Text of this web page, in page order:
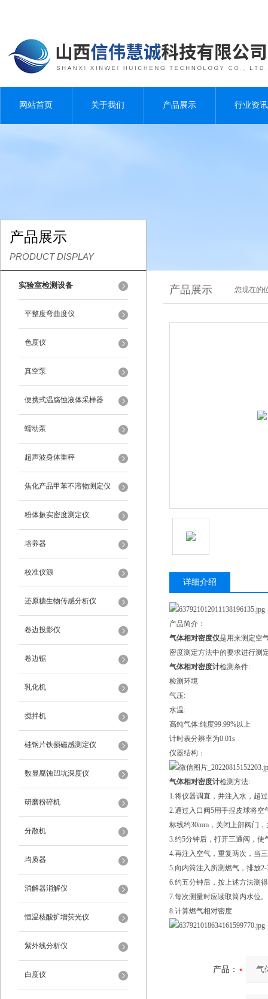
网站首页 关于我们 产品展示 行业资讯
产品展示
PRODUCT DISPLAY
实验室检测设备
平整度弯曲度仪
色度仪
真空泵
便携式温腐蚀液体采样器
蠕动泵
超声波身体重秤
焦化产品甲苯不溶物测定仪
粉体振实密度测定仪
培养器
校准仪源
还原糖生物传感分析仪
卷边投影仪
卷边锯
乳化机
搅拌机
硅钢片铁损磁感测定仪
数显腐蚀凹坑深度仪
研磨粉碎机
分散机
均质器
消解器消解仪
恒温核酸扩增荧光仪
紫外线分析仪
白度仪
产品展示 您现在的
详细介绍
产品简介：
气体相对密度仪是用来测定空
密度测定方法中的要求进行测
气体相对密度计检测条件:
检测环境
气压:
水温:
高纯气体:纯度99.99%以上
计时表分辨率为0.01s
仪器结构：
气体相对密度计检测方法:
1.将仪器调直，并注入水，超
2.通过入口阀5用手捏皮球将
标线约30mm，关闭上部阀门
3.约5分钟后，打开三通阀，
4.再注入空气，重复两次，当
5.向内筒注入所测燃气，排放
6.约五分钟后，按上述方法测
7.每次测量时应读取筒内水位。
8.计算燃气相对密度
产品：